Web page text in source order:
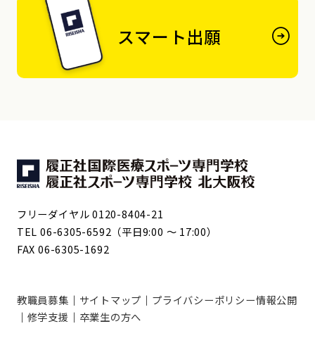
スマート出願
フリーダイヤル 0120-8404-21
TEL 06-6305-6592（平日9:00 ～ 17:00）
FAX 06-6305-1692
教職員募集 サイトマップ プライバシーポリシー情報公開
修学支援
卒業生の方へ